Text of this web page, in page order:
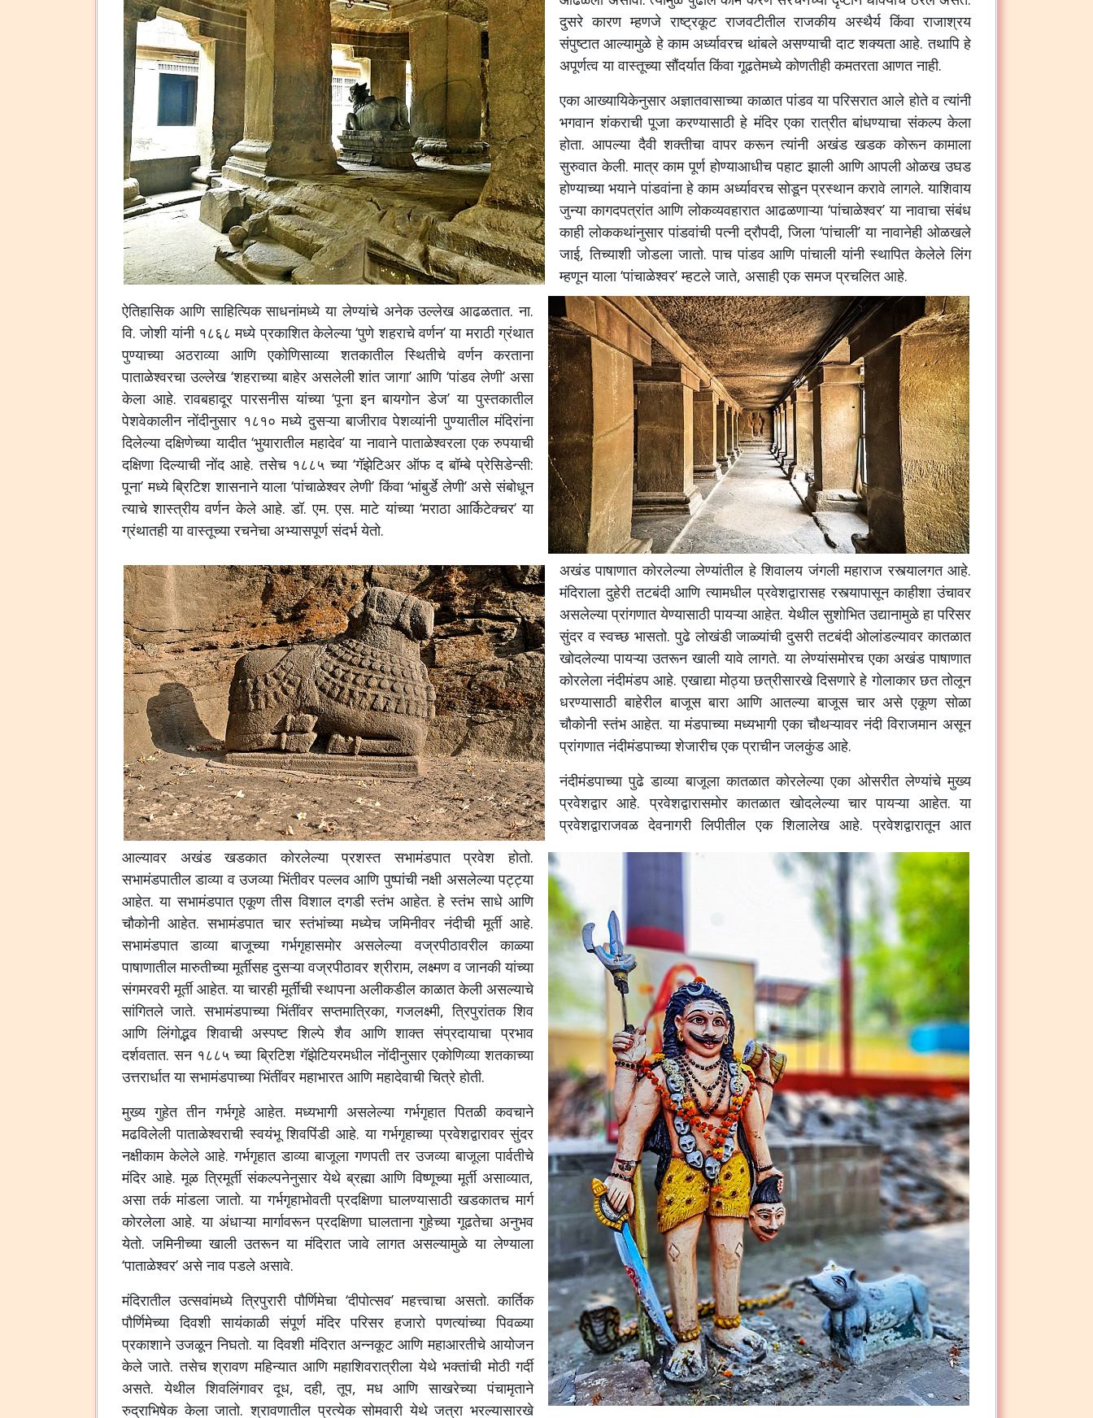
दुसरे कारण म्हणजे राष्ट्रकूट राजवटीतील राजकीय अस्थैर्य किंवा राजाश्रय
संपुष्टात आल्यामुळे हे काम अर्ध्यावरच थांबले असण्याची दाट शक्यता आहे. तथापि हे
अपूर्णत्व या वास्तूच्या सौंदर्यात किंवा गूढतेमध्ये कोणतीही कमतरता आणत नाही.
एका आख्यायिकेनुसार अज्ञातवासाच्या काळात पांडव या परिसरात आले होते व त्यांनी
भगवान शंकराची पूजा करण्यासाठी हे मंदिर एका रात्रीत बांधण्याचा संकल्प केला
होता. आपल्या दैवी शक्तीचा वापर करून त्यांनी अखंड खडक कोरून कामाला
सुरुवात केली. मात्र काम पूर्ण होण्याआधीच पहाट झाली आणि आपली ओळख उघड
होण्याच्या भयाने पांडवांना हे काम अर्ध्यावरच सोडून प्रस्थान करावे लागले. याशिवाय
जुन्या कागदपत्रांत आणि लोकव्यवहारात आढळणाऱ्या ‘पांचाळेश्वर’ या नावाचा संबंध
काही लोककथांनुसार पांडवांची पत्नी द्रौपदी,जिला ‘पांचाली’ या नावानेही ओळखले
जाई, तिच्याशी जोडला जातो. पाच पांडव आणि पांचाली यांनी स्थापित केलेले लिंग
म्हणून याला ‘पांचाळेश्वर’ म्हटले जाते, असाही एक समज प्रचलित आहे.
ऐतिहासिक आणि साहित्यिक साधनांमध्ये या लेण्यांचे अनेक उल्लेख आढळतात. ना.
वि. जोशी यांनी १८६८ मध्ये प्रकाशित केलेल्या ‘पुणे शहराचे वर्णन’ या मराठी ग्रंथात
पुण्याच्या अठराव्या आणि एकोणिसाव्या शतकातील स्थितीचे वर्णन करताना
पाताळेश्वरचा उल्लेख ‘शहराच्या बाहेर असलेली शांत जागा’ आणि ‘पांडव लेणी’ असा
केला आहे. रावबहादूर पारसनीस यांच्या ‘पूना इन बायगोन डेज’ या पुस्तकातील
पेशवेकालीन नोंदीनुसार १८१० मध्ये दुसऱ्या बाजीराव पेशव्यांनी पुण्यातील मंदिरांना
दिलेल्या दक्षिणेच्या यादीत ‘भुयारातील महादेव’ या नावाने पाताळेश्वरला एक रुपयाची
दक्षिणा दिल्याची नोंद आहे. तसेच १८८५ च्या ‘गॅझेटिअर ऑफ द बॉम्बे प्रेसिडेन्सी:
पूना’ मध्ये ब्रिटिश शासनाने याला ‘पांचाळेश्वर लेणी’ किंवा ‘भांबुर्डे लेणी’ असे संबोधून
त्याचे शास्त्रीय वर्णन केले आहे. डॉ. एम. एस. माटे यांच्या ‘मराठा आर्किटेक्चर’ या
ग्रंथातही या वास्तूच्या रचनेचा अभ्यासपूर्ण संदर्भ येतो.
अखंड पाषाणात कोरलेल्या लेण्यांतील हे शिवालय जंगली महाराज रस्त्यालगत आहे.
मंदिराला दुहेरी तटबंदी आणि त्यामधील प्रवेशद्वारासह रस्त्यापासून काहीशा उंचावर
असलेल्या प्रांगणात येण्यासाठी पायऱ्या आहेत. येथील सुशोभित उद्यानामुळे हा परिसर
सुंदर व स्वच्छ भासतो. पुढे लोखंडी जाळ्यांची दुसरी तटबंदी ओलांडल्यावर कातळात
खोदलेल्या पायऱ्या उतरून खाली यावे लागते. या लेण्यांसमोरच एका अखंड पाषाणात
कोरलेला नंदीमंडप आहे. एखाद्या मोठ्या छत्रीसारखे दिसणारे हे गोलाकार छत तोलून
धरण्यासाठी बाहेरील बाजूस बारा आणि आतल्या बाजूस चार असे एकूण सोळा
चौकोनी स्तंभ आहेत.या मंडपाच्या मध्यभागी एका चौथऱ्यावर नंदी विराजमान असून
प्रांगणात नंदीमंडपाच्या शेजारीच एक प्राचीन जलकुंड आहे.
नंदीमंडपाच्या पुढे डाव्या बाजूला कातळात कोरलेल्या एका ओसरीत लेण्यांचे मुख्य
प्रवेशद्वार आहे. प्रवेशद्वारासमोर कातळात खोदलेल्या चार पायऱ्या आहेत. या
प्रवेशद्वाराजवळ देवनागरी लिपीतील एक शिलालेख आहे. प्रवेशद्वारातून आत
आल्यावर अखंड खडकात कोरलेल्या प्रशस्त सभामंडपात प्रवेश होतो.
सभामंडपातील डाव्या व उजव्या भिंतीवर पल्लव आणि पुष्पांची नक्षी असलेल्या पट्ट्या
आहेत. या सभामंडपात एकूण तीस विशाल दगडी स्तंभ आहेत. हे स्तंभ साधे आणि
चौकोनी आहेत. सभामंडपात चार स्तंभांच्या मध्येच जमिनीवर नंदीची मूर्ती आहे.
सभामंडपात डाव्या बाजूच्या गर्भगृहासमोर असलेल्या वज्रपीठावरील काळ्या
पाषाणातील मारुतीच्या मूर्तीसह दुसऱ्या वज्रपीठावर श्रीराम, लक्ष्मण व जानकी यांच्या
संगमरवरी मूर्ती आहेत. या चारही मूर्तींची स्थापना अलीकडील काळात केली असल्याचे
सांगितले जाते. सभामंडपाच्या भिंतींवर सप्तमात्रिका, गजलक्ष्मी, त्रिपुरांतक शिव
आणि लिंगोद्भव शिवाची अस्पष्ट शिल्पे शैव आणि शाक्त संप्रदायाचा प्रभाव
दर्शवतात. सन १८८५ च्या ब्रिटिश गॅझेटियरमधील नोंदीनुसार एकोणिव्या शतकाच्या
उत्तरार्धात या सभामंडपाच्या भिंतींवर महाभारत आणि महादेवाची चित्रे होती.
मुख्य गुहेत तीन गर्भगृहे आहेत. मध्यभागी असलेल्या गर्भगृहात पितळी कवचाने
मढविलेली पाताळेश्वराची स्वयंभू शिवपिंडी आहे. या गर्भगृहाच्या प्रवेशद्वारावर सुंदर
नक्षीकाम केलेले आहे. गर्भगृहात डाव्या बाजूला गणपती तर उजव्या बाजूला पार्वतीचे
मंदिर आहे. मूळ त्रिमूर्ती संकल्पनेनुसार येथे ब्रह्मा आणि विष्णूच्या मूर्ती असाव्यात,
असा तर्क मांडला जातो. या गर्भगृहाभोवती प्रदक्षिणा घालण्यासाठी खडकातच मार्ग
कोरलेला आहे. या अंधाऱ्या मार्गावरून प्रदक्षिणा घालताना गुहेच्या गूढतेचा अनुभव
येतो. जमिनीच्या खाली उतरून या मंदिरात जावे लागत असल्यामुळे या लेण्याला
‘पाताळेश्वर’ असे नाव पडले असावे.
मंदिरातील उत्सवांमध्ये त्रिपुरारी पौर्णिमेचा ‘दीपोत्सव’ महत्त्वाचा असतो. कार्तिक
पौर्णिमेच्या दिवशी सायंकाळी संपूर्ण मंदिर परिसर हजारो पणत्यांच्या पिवळ्या
प्रकाशाने उजळून निघतो. या दिवशी मंदिरात अन्नकूट आणि महाआरतीचे आयोजन
केले जाते. तसेच श्रावण महिन्यात आणि महाशिवरात्रीला येथे भक्तांची मोठी गर्दी
असते. येथील शिवलिंगावर दूध, दही, तूप, मध आणि साखरेच्या पंचामृताने
रुद्राभिषेक केला जातो. श्रावणातील प्रत्येक सोमवारी येथे जत्रा भरल्यासारखे